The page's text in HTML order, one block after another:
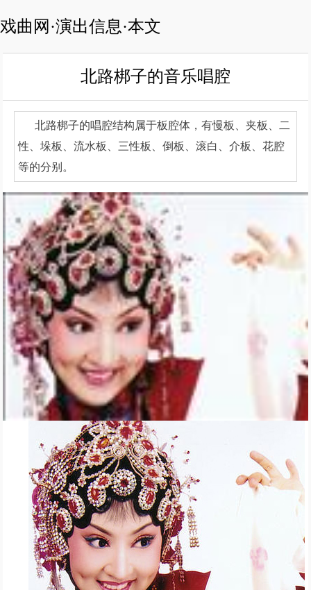
戏曲网·演出信息·本文
北路梆子的音乐唱腔
北路梆子的唱腔结构属于板腔体，有慢板、夹板、二
性、垛板、流水板、三性板、倒板、滚白、介板、花腔
等的分别。